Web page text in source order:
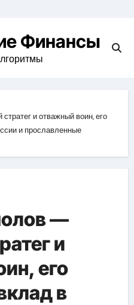
Финансы
и отважный воин, его
и прославленные
—
и
его
в